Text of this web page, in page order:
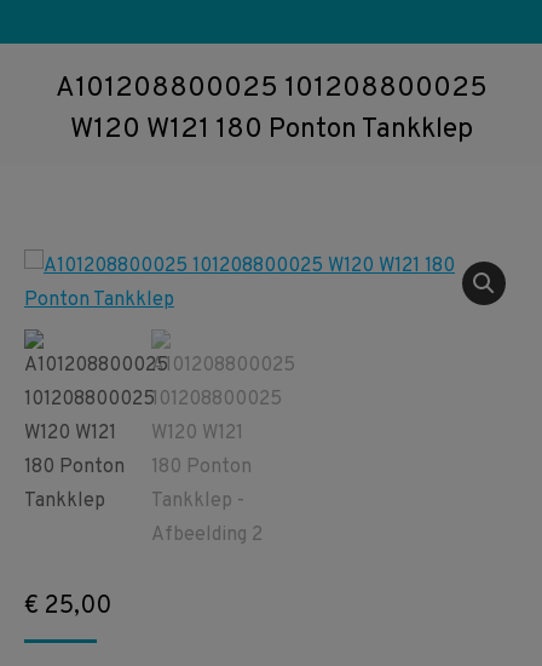
A101208800025 101208800025
W120 W121 180 Ponton Tankklep
€ 25,00